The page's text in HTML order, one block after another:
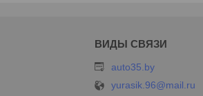
auto35.by
yurasik.96@mail.ru